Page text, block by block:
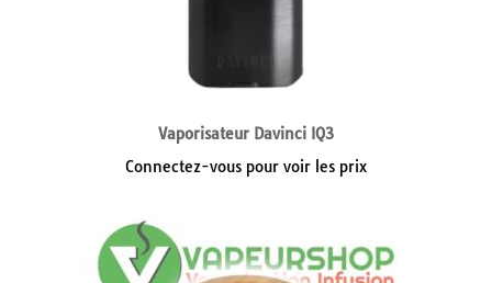
Vaporisateur Davinci IQ3
Connectez-vous pour voir les prix